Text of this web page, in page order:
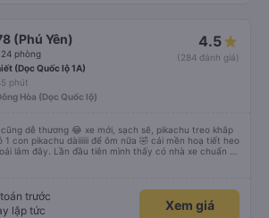
(Phú Yên)
phòng
4.5
(284 đánh giá)
(Dọc Quốc lộ 1A)
phút
Hòa (Dọc Quốc lộ)
dễ thương 😂 xe mới, sạch sẽ, pikachu treo khắp
1 con pikachu dàiiiiii để ôm nữa 🤣 cái mền hoạ tiết heo
lắm đây. Lần đầu tiên mình thấy có nhà xe chuẩn bị
Có 2 ông bà cụ lên xe còn được nv dẫn tới tận nơi để
trước
lập tức
Xem giá